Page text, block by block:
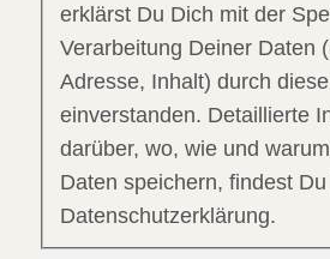
erklärst Du Dich mit der
Verarbeitung Deiner Daten
Adresse, Inhalt) durch
einverstanden. Detaillierte
darüber, wo, wie und
Daten speichern, findest
Datenschutzerklärung.